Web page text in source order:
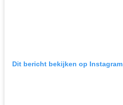
Dit bericht bekijken op Instagram